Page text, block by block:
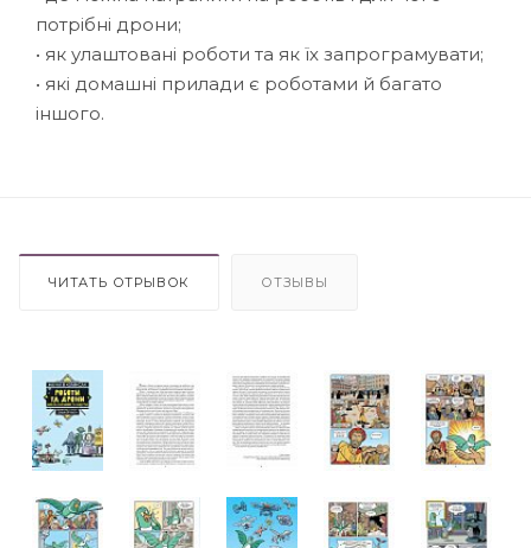
потрібні дрони;
• як улаштовані роботи та як їх запрограмувати;
• які домашні прилади є роботами й багато
іншого.
ЧИТАТЬ ОТРЫВОК ОТЗЫВЫ